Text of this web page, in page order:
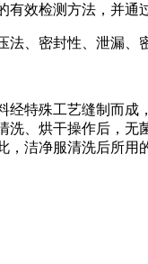
效检测方法，并
法、密封性、泄漏、
经特殊工艺缝制而
洗、烘干操作后，
洁净服清洗后所